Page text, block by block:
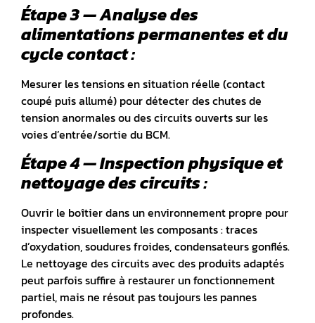
Étape 3 — Analyse des
alimentations permanentes et du
cycle contact :
Mesurer les tensions en situation réelle (contact
coupé puis allumé) pour détecter des chutes de
tension anormales ou des circuits ouverts sur les
voies d’entrée/sortie du BCM.
Étape 4 — Inspection physique et
nettoyage des circuits :
Ouvrir le boîtier dans un environnement propre pour
inspecter visuellement les composants : traces
d’oxydation, soudures froides, condensateurs gonflés.
Le nettoyage des circuits avec des produits adaptés
peut parfois suffire à restaurer un fonctionnement
partiel, mais ne résout pas toujours les pannes
profondes.